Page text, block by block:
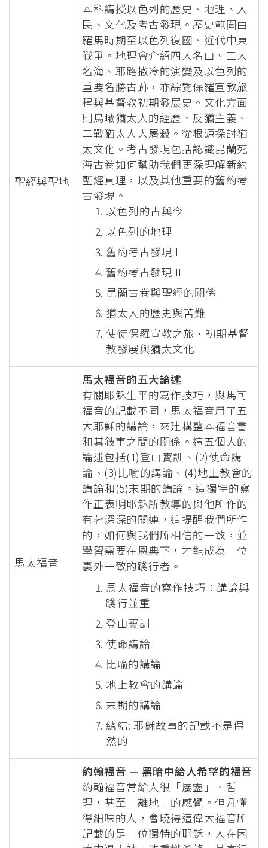
聖經與聖地
本科講授以色列的歷史、地理、人
民、文化及考古發現。歷史範圍由
羅馬時期至以色列復國、近代中東
戰爭。地理會介紹四大名山、三大
名海、耶路撒冷的演變及以色列的
重要名勝古跡，亦綜覽保羅宣教旅
程與基督教初期發展史。文化方面
則鳥瞰猶太人的經歷、反猶主義、
二戰猶太人大屠殺。從根源探討猶
太文化。考古發現包括認識昆蘭死
海古卷如何幫助我們更深理解新約
聖經真理，以及其他重要的舊約考
古發現。
以色列的古與今
以色列的地理
舊約考古發現 I
舊約考古發現 II
昆蘭古卷與聖經的關係
猶太人的歷史與苦難
使徒保羅宣教之旅•初期基督
教發展與猶太文化
馬太福音
馬太福音的五大論述
有關耶穌生平的寫作技巧，與馬可
福音的記載不同，馬太福音用了五
大耶穌的講論，來建構整本福音書
和其敍事之間的關係。這五個大的
論述包括(1)登山寶訓、(2)使命講
論、(3)比喻的講論、(4)地上教會的
講論和(5)末期的講論。這獨特的寫
作正表明耶穌所教導的與他所作的
有著深深的關連，這提醒我們所作
的，如何與我們所相信的一致，並
學習需要在恩典下，才能成為一位
裏外一致的踐行者。
馬太福音的寫作技巧：講論與
踐行並重
登山寶訓
使命講論
比喻的講論
地上教會的講論
末期的講論
總結: 耶穌故事的記載不是偶
然的
約翰福音 — 黑暗中給人希望的福音
約翰福音常給人很「屬靈」、哲
理，甚至「離地」的感覺。但凡懂
得細味的人，會曉得這偉大福音所
記載的是一位獨特的耶穌，人在困